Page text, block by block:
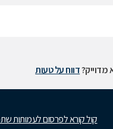
דווח על טעות
קול קורא לפרסום לעמותות